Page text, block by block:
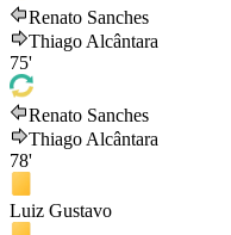
Renato Sanches
Thiago Alcântara
75'
Renato Sanches
Thiago Alcântara
78'
Luiz Gustavo